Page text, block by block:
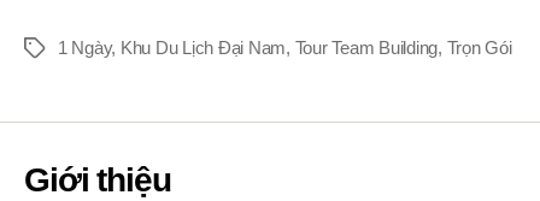
Thẻ 1 Ngày, Khu Du Lịch Đại Nam, Tour Team Building, Trọn Gói
Giới thiệu